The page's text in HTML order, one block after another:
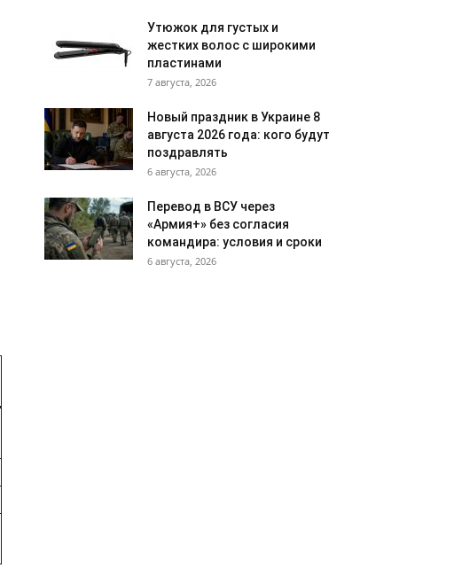
Утюжок для густых и
жестких волос с широкими
пластинами
7 августа, 2026
Новый праздник в Украине 8
августа 2026 года: кого будут
поздравлять
6 августа, 2026
Перевод в ВСУ через
«Армия+» без согласия
командира: условия и сроки
6 августа, 2026